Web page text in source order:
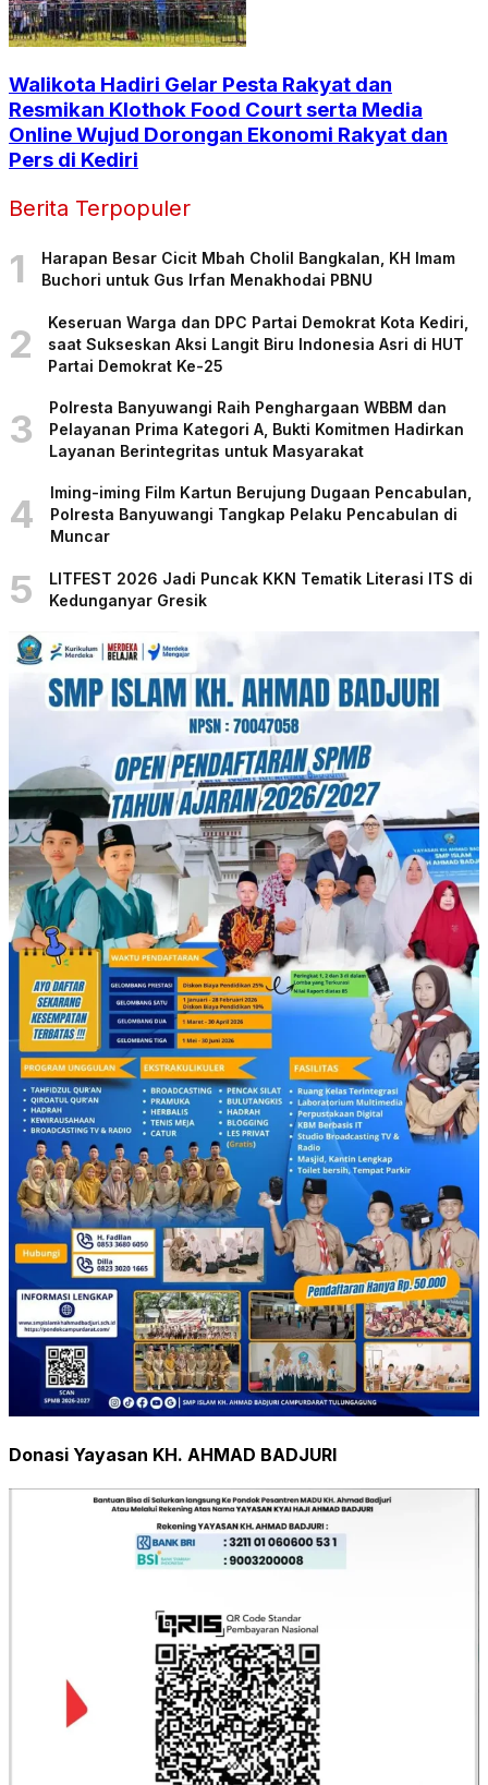
Walikota Hadiri Gelar Pesta Rakyat dan
Resmikan Klothok Food Court serta Media
Online Wujud Dorongan Ekonomi Rakyat dan
Pers di Kediri
Berita Terpopuler
1
Harapan Besar Cicit Mbah Cholil Bangkalan, KH Imam
Buchori untuk Gus Irfan Menakhodai PBNU
2
Keseruan Warga dan DPC Partai Demokrat Kota Kediri,
saat Sukseskan Aksi Langit Biru Indonesia Asri di HUT
Partai Demokrat Ke-25
3
Polresta Banyuwangi Raih Penghargaan WBBM dan
Pelayanan Prima Kategori A, Bukti Komitmen Hadirkan
Layanan Berintegritas untuk Masyarakat
4
Iming-iming Film Kartun Berujung Dugaan Pencabulan,
Polresta Banyuwangi Tangkap Pelaku Pencabulan di
Muncar
5
LITFEST 2026 Jadi Puncak KKN Tematik Literasi ITS di
Kedunganyar Gresik
Donasi Yayasan KH. AHMAD BADJURI